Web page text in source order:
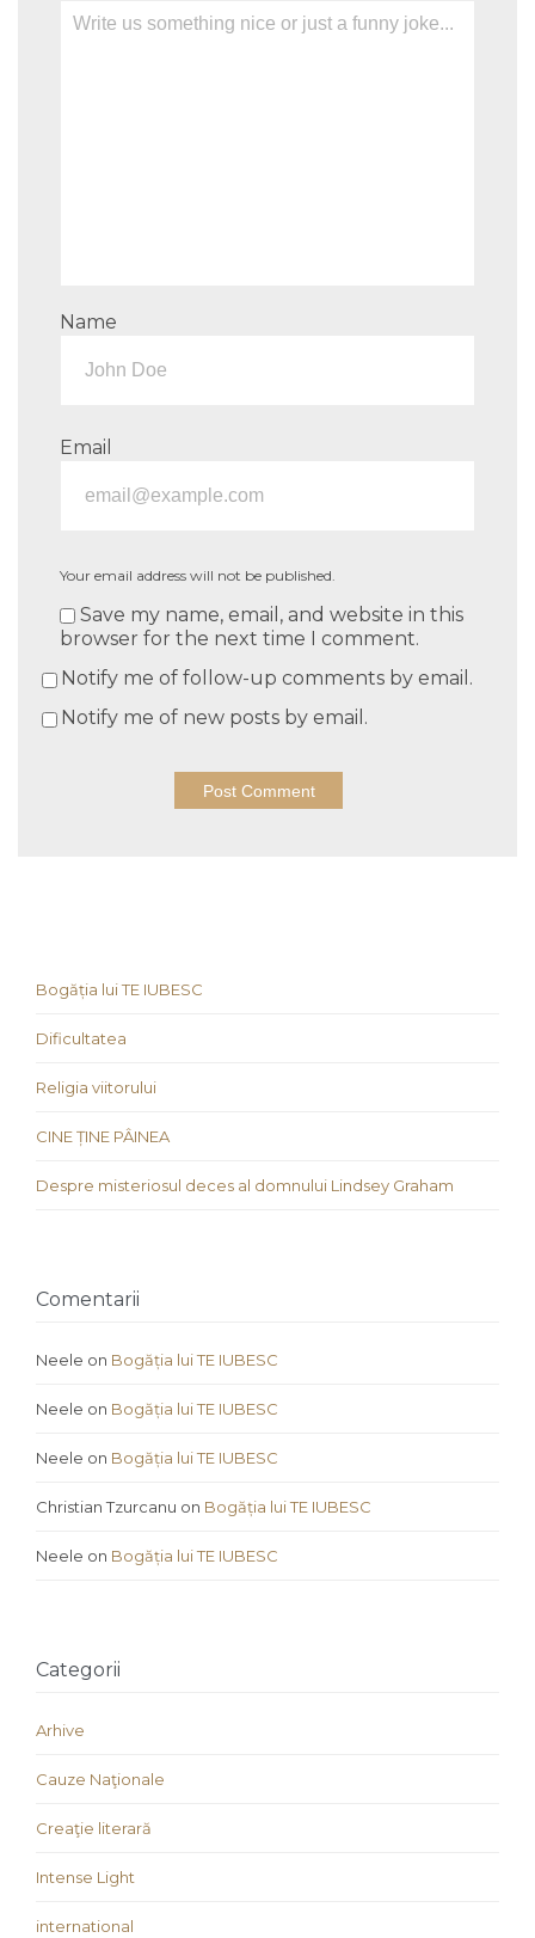
Name
Email
Your email address will not be published.
Save my name, email, and website in this
browser for the next time I comment.
Notify me of follow-up comments by email.
Notify me of new posts by email.
Bogăția lui TE IUBESC
Dificultatea
Religia viitorului
CINE ȚINE PÂINEA
Despre misteriosul deces al domnului Lindsey Graham
Comentarii
Neele on Bogăția lui TE IUBESC
Neele on Bogăția lui TE IUBESC
Neele on Bogăția lui TE IUBESC
Christian Tzurcanu on Bogăția lui TE IUBESC
Neele on Bogăția lui TE IUBESC
Categorii
Arhive
Cauze Naţionale
Creaţie literară
Intense Light
international